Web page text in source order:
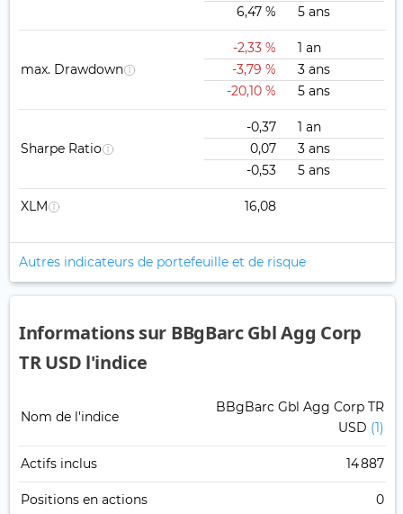
6,47 %
5 ans
max. Drawdown
-2,33 %
1 an
-3,79 %
3 ans
-20,10 %
5 ans
Sharpe Ratio
-0,37
1 an
0,07
3 ans
-0,53
5 ans
XLM 16,08
Autres indicateurs de portefeuille et de risque
Informations sur BBgBarc Gbl Agg Corp
TR USD l'indice
Nom de l'indice
BBgBarc Gbl Agg Corp TR
USD (1)
Actifs inclus 14 887
Positions en actions 0